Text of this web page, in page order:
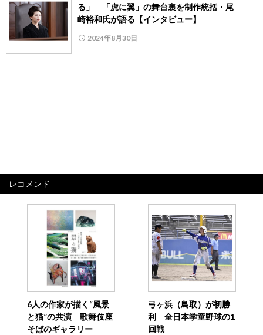
る」 「虎に翼」の舞台裏を制作統括・尾
崎裕和氏が語る【インタビュー】
2024年8月30日
レコメンド
6人の作家が描く“風景
と猫”の共演 歌舞伎座
そばのギャラリー
弓ヶ浜（鳥取）が初勝
利 全日本学童野球の1
回戦